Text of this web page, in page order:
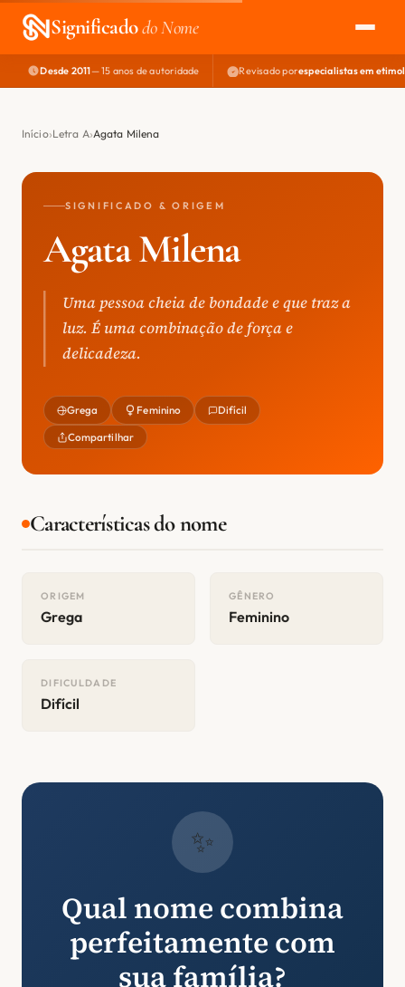
Significadodo Nome
EXPLORAR
NOME PERFEITO
Desde 2011— 15 anos de autoridade Revisado porespecialistas em
Início Letra A Agata Milena
SIGNIFICADO & ORIGEM
Agata Milena
Uma pessoa cheia de bondade e que traz a
luz. É uma combinação de força e
delicadeza.
Grega Feminino Difícil
Compartilhar
Características do nome
ORIGEM
Grega
GÊNERO
Feminino
DIFICULDADE
Difícil
✨
Qual nome combina
perfeitamente com
sua família?